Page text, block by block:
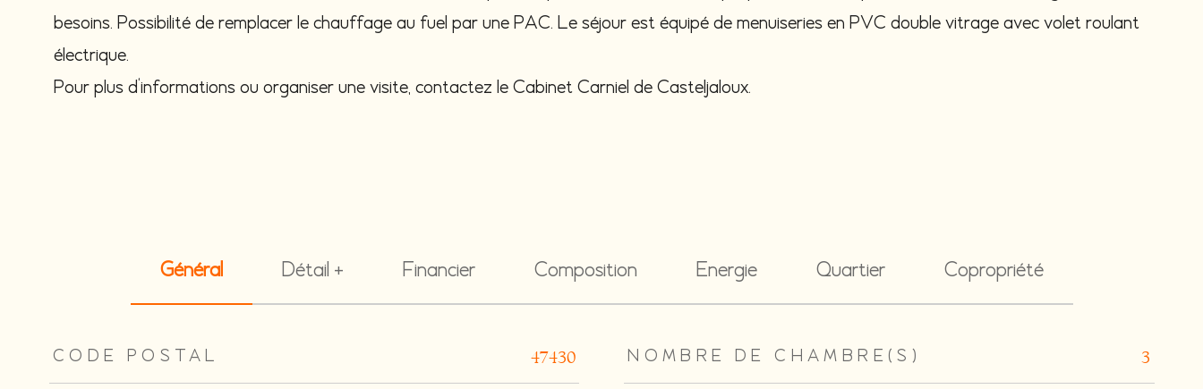
besoins. Possibilité de remplacer le chauffage au fuel par une PAC. Le séjour est équipé de menuiseries en PVC double vitrage avec volet roulant
électrique.
Pour plus d'informations ou organiser une visite, contactez le Cabinet Carniel de Casteljaloux.
Général Détail + Financier Composition Energie Quartier Copropriété
TRAD_ZEPHYR_Caracteristique
CODE POSTAL 47430 NOMBRE DE CHAMBRE(S) 3